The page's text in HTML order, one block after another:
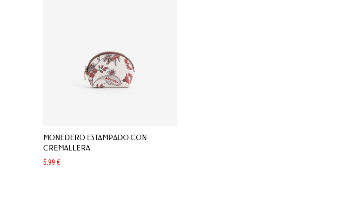
MONEDERO ESTAMPADO CON
CREMALLERA
5,99 €